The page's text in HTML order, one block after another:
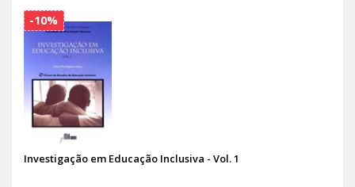
Investigação em Educação Inclusiva - Vol. 1
-10%